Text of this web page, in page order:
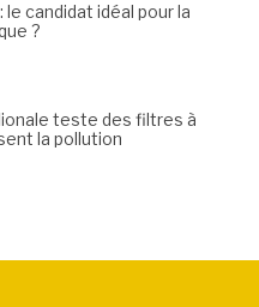
candidat idéal pour la
?
teste des filtres à
la pollution